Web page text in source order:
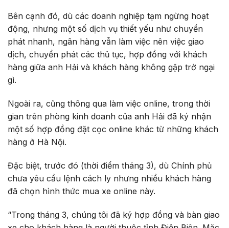
Bên cạnh đó, dù các doanh nghiệp tạm ngừng hoạt
động, nhưng một số dịch vụ thiết yếu như chuyển
phát nhanh, ngân hàng vẫn làm việc nên việc giao
dịch, chuyển phát các thủ tục, hợp đồng với khách
hàng giữa anh Hải và khách hàng không gặp trở ngại
gì.
Ngoài ra, cũng thông qua làm việc online, trong thời
gian trên phòng kinh doanh của anh Hải đã ký nhận
một số hợp đồng đặt cọc online khác từ những khách
hàng ở Hà Nội.
Đặc biệt, trước đó (thời điểm tháng 3), dù Chính phủ
chưa yêu cầu lệnh cách ly nhưng nhiều khách hàng
đã chọn hình thức mua xe online này.
“Trong tháng 3, chúng tôi đã ký hợp đồng và bàn giao